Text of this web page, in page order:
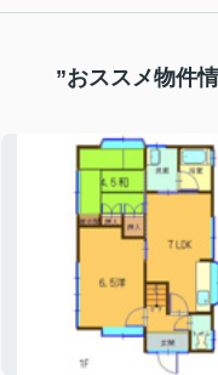
”おススメ物件